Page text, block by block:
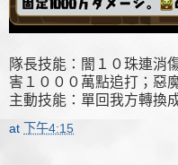
隊長技能：闇１０珠連消
害１０００萬點追打；惡
主動技能：單回我方轉換
at 下午4:15